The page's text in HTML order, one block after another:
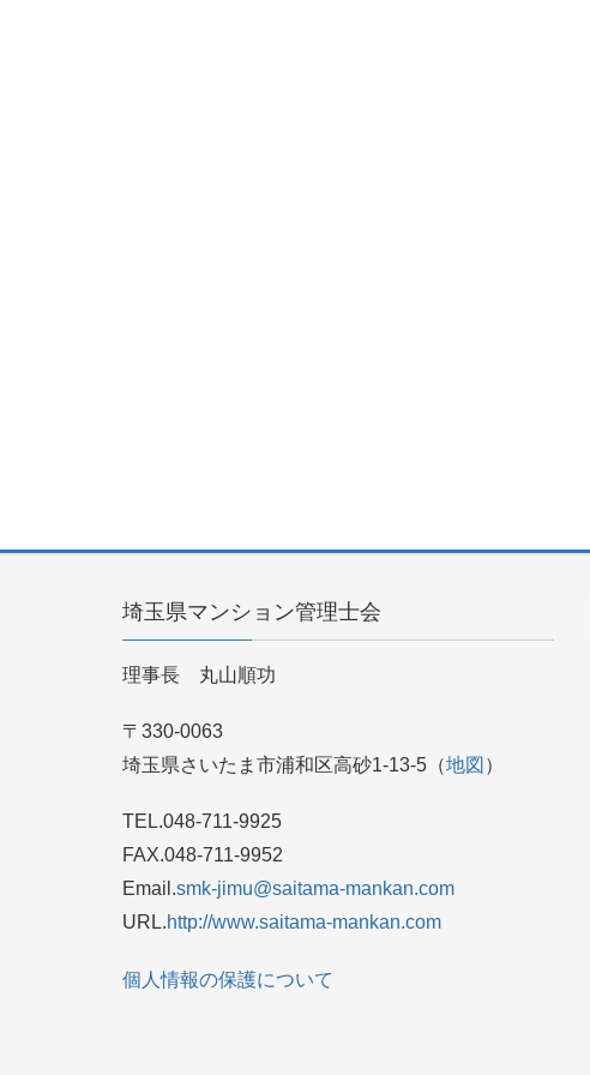
埼玉県マンション管理士会
理事長 丸山順功
〒330-0063
埼玉県さいたま市浦和区高砂1-13-5（地図 ）
TEL.048-711-9925
FAX.048-711-9952
Email.smk-jimu@saitama-mankan.com
URL.http://www.saitama-mankan.com
個人情報の保護について